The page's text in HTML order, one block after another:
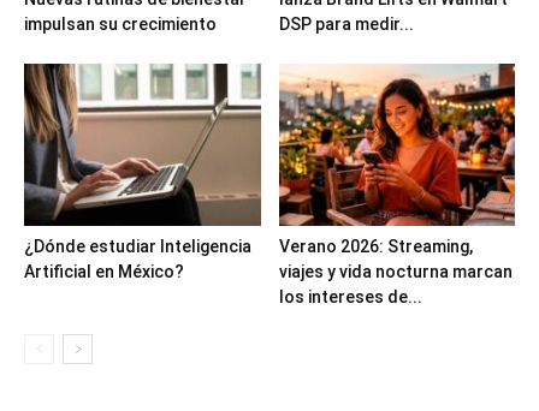
impulsan su crecimiento
DSP para medir...
¿Dónde estudiar Inteligencia
Artificial en México?
Verano 2026: Streaming,
viajes y vida nocturna marcan
los intereses de...